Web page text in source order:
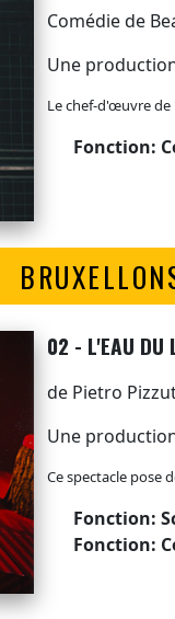
Comédie de
Une
Le chef-d'œuvre de
Fonction:
02 - L'EAU DU
de Pietro
Une
Ce spectacle pose
Fonction:
Fonction: